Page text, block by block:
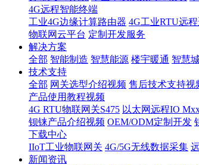
4G远程智能终端
工业4G边缘计算路由器 4G工业RTU远
物联网云平台 定制开发服务
解决方案
全部 智能制造 智慧能源 楼宇暖通 智慧
技术支持
全部 网关选型介绍视频 售后技术支持视
产品使用教程视频
4G RTU物联网关S475 以太网远程IO
钡铼产品介绍视频 OEM/ODM定制开发
下载中心
IIoT工业物联网关 4G/5G无线数据采集
新闻资讯